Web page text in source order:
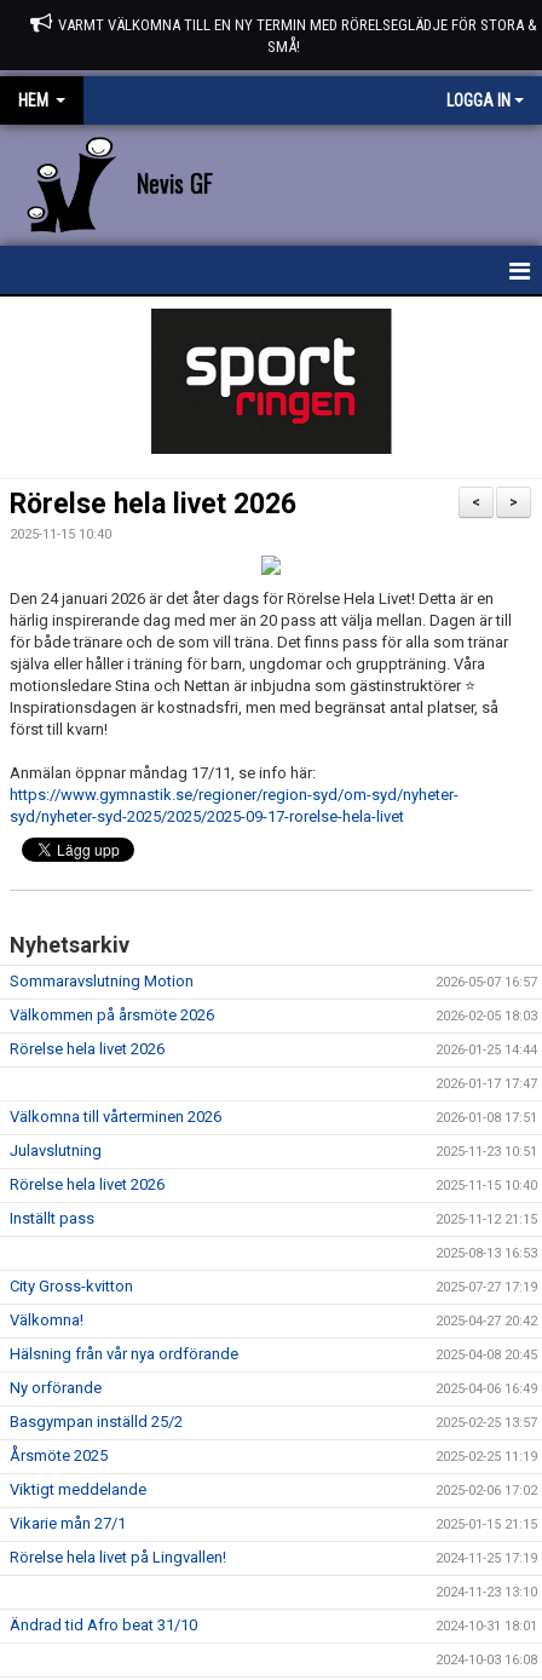
VARMT VÄLKOMNA TILL EN NY TERMIN MED RÖRELSEGLÄDJE FÖR STORA &
SMÅ!
HEM LOGGA IN
Nevis GF
KALENDER
VÅRA GRUPPER/LEDARE
>
<
Rörelse hela livet 2026
2025-11-15 10:40
Den 24 januari 2026 är det åter dags för Rörelse Hela Livet! Detta är en
härlig inspirerande dag med mer än 20 pass att välja mellan. Dagen är till
för både tränare och de som vill träna. Det finns pass för alla som tränar
själva eller håller i träning för barn, ungdomar och gruppträning. Våra
motionsledare Stina och Nettan är inbjudna som gästinstruktörer ⭐️
Inspirationsdagen är kostnadsfri, men med begränsat antal platser, så
först till kvarn!
Anmälan öppnar måndag 17/11, se info här:
https://www.gymnastik.se/regioner/region-syd/om-syd/nyheter-
syd/nyheter-syd-2025/2025/2025-09-17-rorelse-hela-livet
Nyhetsarkiv
Sommaravslutning Motion 2026-05-07 16:57
Välkommen på årsmöte 2026 2026-02-05 18:03
Rörelse hela livet 2026 2026-01-25 14:44
2026-01-17 17:47
Välkomna till vårterminen 2026 2026-01-08 17:51
Julavslutning 2025-11-23 10:51
Rörelse hela livet 2026 2025-11-15 10:40
Inställt pass 2025-11-12 21:15
2025-08-13 16:53
City Gross-kvitton 2025-07-27 17:19
Välkomna! 2025-04-27 20:42
Hälsning från vår nya ordförande 2025-04-08 20:45
Ny orförande 2025-04-06 16:49
Basgympan inställd 25/2 2025-02-25 13:57
Årsmöte 2025 2025-02-25 11:19
Viktigt meddelande 2025-02-06 17:02
Vikarie mån 27/1 2025-01-15 21:15
Rörelse hela livet på Lingvallen! 2024-11-25 17:19
2024-11-23 13:10
Ändrad tid Afro beat 31/10 2024-10-31 18:01
2024-10-03 16:08